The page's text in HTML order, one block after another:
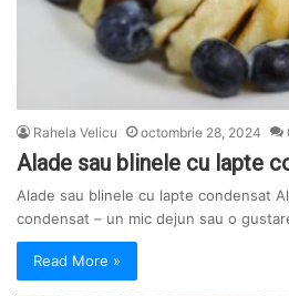
Rahela Velicu octombrie 28, 2024
Alade sau blinele cu lapte
Alade sau blinele cu lapte condensat
condensat – un mic dejun sau o
Read More »